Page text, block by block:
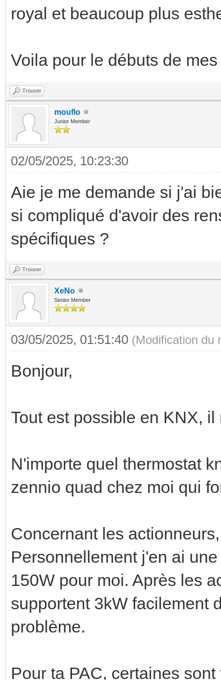
royal et beaucoup plus
Voila pour le débuts de
Trouver
mouflo
Junior Member
02/05/2025, 10:23:30
Aie je me demande si j'ai
si compliqué d'avoir des
spécifiques ?
Trouver
XeNo
Senior Member
03/05/2025, 01:51:40 (Modification du
Bonjour,
Tout est possible en KNX,
N'importe quel thermostat
zennio quad chez moi qui
Concernant les
Personnellement j'en ai
150W pour moi. Après les
supportent 3kW facilement
problème.
Pour ta PAC, certaines